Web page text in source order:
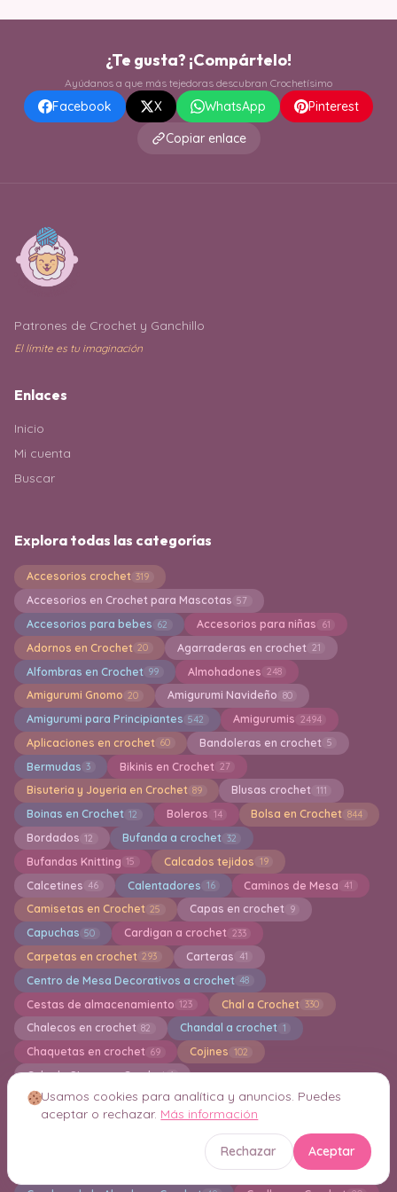
¿Te gusta? ¡Compártelo!
Ayúdanos a que más tejedoras descubran Crochetísimo
Facebook X WhatsApp
Pinterest
Copiar enlace
Patrones de Crochet y Ganchillo
El límite es tu imaginación
Enlaces
Inicio
Mi cuenta
Buscar
Explora todas las categorías
Accesorios crochet 319
Accesorios en Crochet para Mascotas 57
Accesorios para bebes 62 Accesorios para niñas 61
Adornos en Crochet 20 Agarraderas en crochet 21
Alfombras en Crochet 99 Almohadones 248
Amigurumi Gnomo 20 Amigurumi Navideño 80
Amigurumi para Principiantes 542 Amigurumis 2494
Aplicaciones en crochet 60 Bandoleras en crochet 5
Bermudas 3 Bikinis en Crochet 27
Bisuteria y Joyeria en Crochet 89 Blusas crochet 111
Boinas en Crochet 12 Boleros 14 Bolsa en Crochet 844
Bordados 12 Bufanda a crochet 32
Bufandas Knitting 15 Calcados tejidos 19
Calcetines 46 Calentadores 16 Caminos de Mesa 41
Camisetas en Crochet 25 Capas en crochet 9
Capuchas 50 Cardigan a crochet 233
Carpetas en crochet 293 Carteras 41
Centro de Mesa Decorativos a crochet 48
Cestas de almacenamiento 123 Chal a Crochet 330
Chalecos en crochet 82 Chandal a crochet 1
Chaquetas en crochet 69 Cojines 102
Cola de Sirena en Crochet 1
Colección TSUM TSUM Amigurumi 17 Colgantes 27
Collar de ganchillo Conjuntos de ganchillo
Crochet Creativo 1
Crochet para Principantes 41
Usamos cookies para analítica y anuncios. Puedes
aceptar o rechazar. Más información
Rechazar Aceptar